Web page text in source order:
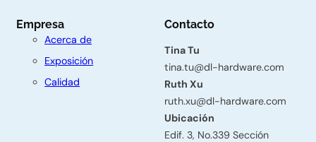
Empresa
Acerca de
Exposición
Calidad
Contacto
Tina Tu
tina.tu@dl-hardware.com
Ruth Xu
ruth.xu@dl-hardware.com
Ubicación
Edif. 3, No.339 Sección